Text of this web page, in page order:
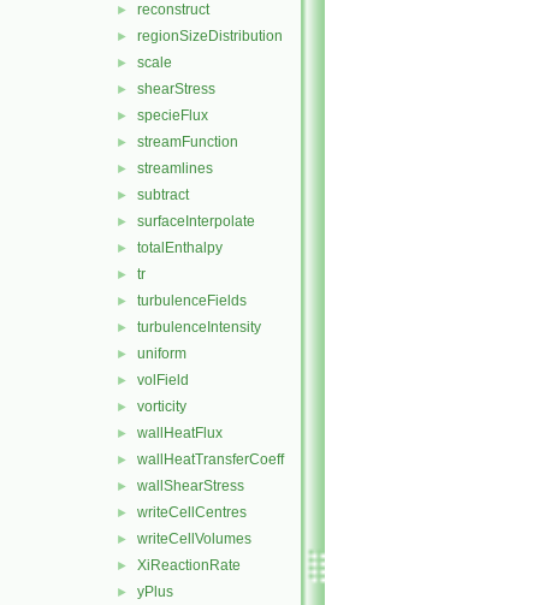
► reconstruct
► regionSizeDistribution
► scale
► shearStress
► specieFlux
► streamFunction
► streamlines
► subtract
► surfaceInterpolate
► totalEnthalpy
► tr
► turbulenceFields
► turbulenceIntensity
► uniform
► volField
► vorticity
► wallHeatFlux
► wallHeatTransferCoeff
► wallShearStress
► writeCellCentres
► writeCellVolumes
► XiReactionRate
► yPlus